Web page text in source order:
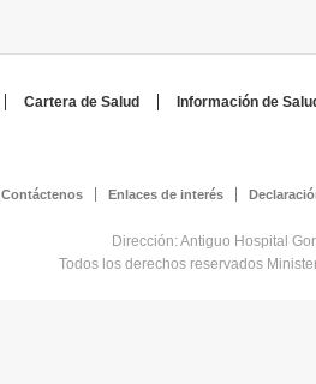
Cartera de Salud
Información de
Contáctenos Enlaces de interés
Dirección: Antiguo Hospital
Todos los derechos reservados